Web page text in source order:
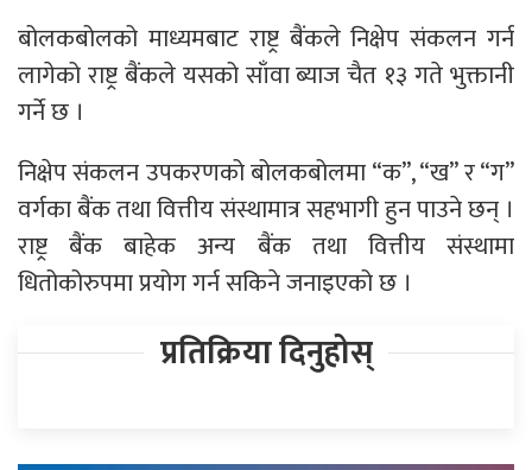
बोलकबोलको माध्यमबाट राष्ट्र बैंकले निक्षेप संकलन गर्न
लागेको राष्ट्र बैंकले यसको साँवा ब्याज चैत १३ गते भुक्तानी
गर्ने छ ।
निक्षेप संकलन उपकरणको बोलकबोलमा “क”, “ख” र “ग”
वर्गका बैंक तथा वित्तीय संस्थामात्र सहभागी हुन पाउने छन् ।
राष्ट्र बैंक बाहेक अन्य बैंक तथा वित्तीय संस्थामा
धितोकोरुपमा प्रयोग गर्न सकिने जनाइएको छ ।
प्रतिक्रिया दिनुहोस्